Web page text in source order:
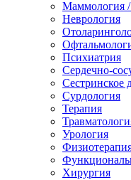
Маммология /
Неврология
Психиатрия
Сердечно-
Сестринское
Сурдология
Терапия
Урология
Хирургия